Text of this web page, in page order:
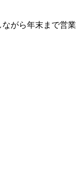
がら年末まで営